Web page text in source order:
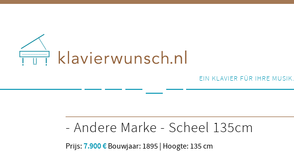
EIN KLAVIER FÜR IHRE MUSIK.
- Andere Marke - Scheel 135cm
Prijs: 7.900 € Bouwjaar: 1895 | Hoogte: 135 cm